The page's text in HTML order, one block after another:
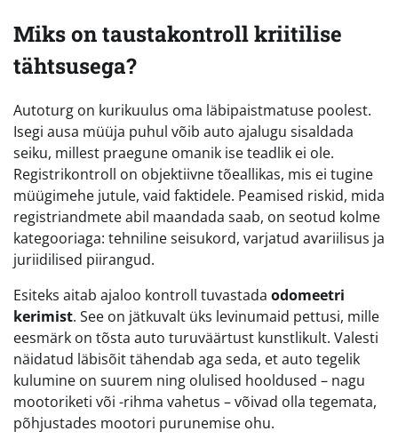
Miks on taustakontroll kriitilise
tähtsusega?
Autoturg on kurikuulus oma läbipaistmatuse poolest.
Isegi ausa müüja puhul võib auto ajalugu sisaldada
seiku, millest praegune omanik ise teadlik ei ole.
Registrikontroll on objektiivne tõeallikas, mis ei tugine
müügimehe jutule, vaid faktidele. Peamised riskid, mida
registriandmete abil maandada saab, on seotud kolme
kategooriaga: tehniline seisukord, varjatud avariilisus ja
juriidilised piirangud.
Esiteks aitab ajaloo kontroll tuvastada odomeetri
kerimist. See on jätkuvalt üks levinumaid pettusi, mille
eesmärk on tõsta auto turuväärtust kunstlikult. Valesti
näidatud läbisõit tähendab aga seda, et auto tegelik
kulumine on suurem ning olulised hooldused – nagu
mootoriketi või -rihma vahetus – võivad olla tegemata,
põhjustades mootori purunemise ohu.